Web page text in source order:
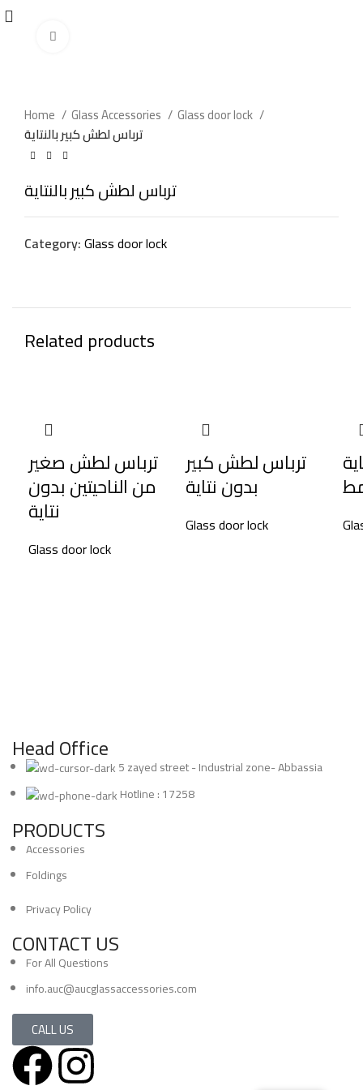
Home Glass Accessories
Glass door lock
ترباس لطش كبير بالنتاية
ترباس لطش كبير بالنتاية
Category:Glass door lock
Related products
ترباس لطش صغير
من الناحيتين بدون
نتاية
Glass door lock
ترباس لطش كبير
بدون نتاية
Glass door lock
Head Office
5 zayed street - Industrial zone- Abbassia
Hotline : 17258
PRODUCTS
Accessories
Foldings
Privacy Policy
CONTACT US
For All Questions
info.auc@aucglassaccessories.com
CALL US